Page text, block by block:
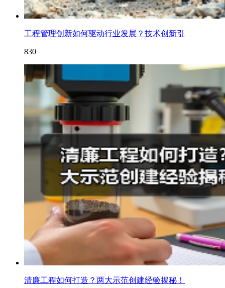
工程管理创新如何驱动行业发展？技术创新引
830
清廉工程如何打造？两大示范创建经验揭秘！